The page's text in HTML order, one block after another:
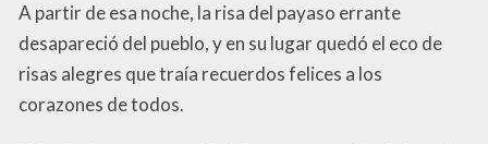
A partir de esa noche, la risa del payaso errante
desapareció del pueblo, y en su lugar quedó el eco de
risas alegres que traía recuerdos felices a los
corazones de todos.